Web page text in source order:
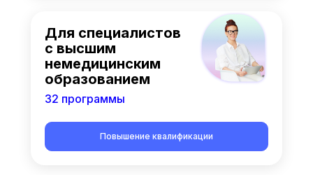
Для специалистов
с высшим
немедицинским
образованием
Повышение квалификации
32 программы